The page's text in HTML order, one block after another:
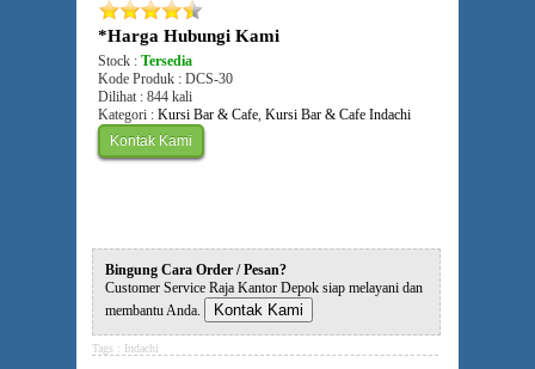
*Harga Hubungi Kami
Stock : Tersedia
Kode Produk : DCS-30
Dilihat : 844 kali
Kategori : Kursi Bar & Cafe, Kursi Bar & Cafe Indachi
Kontak Kami
Bingung Cara Order / Pesan?
Customer Service Raja Kantor Depok siap melayani dan
membantu Anda.
Kontak Kami
Tags : Indachi